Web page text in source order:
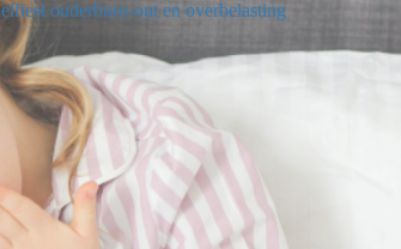
ouderburn-out en overbelasting